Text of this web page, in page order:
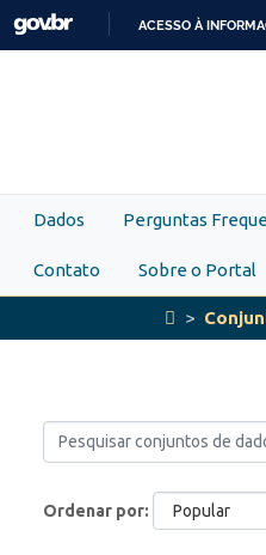
Skip to main content
ACESSO À
Dados Perguntas
Contato Sobre o Portal
Ordenar por